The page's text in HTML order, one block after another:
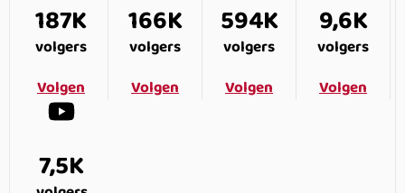
187K
volgers
Volgen
166K
volgers
Volgen
594K
volgers
Volgen
9,6K
volgers
Volgen
7,5K